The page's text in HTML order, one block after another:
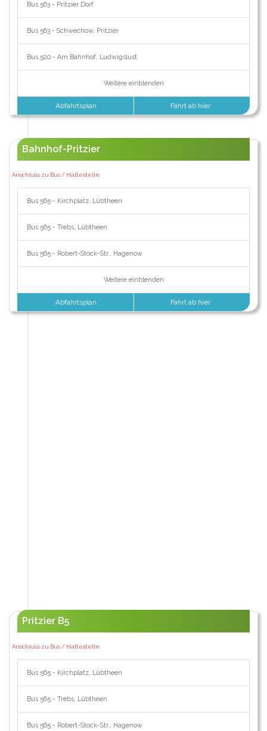
Bus 563 - Pritzier Dorf
Bus 563 - Schwechow, Pritzier
Bus 520 - Am Bahnhof, Ludwigslust
Weitere einblenden
Abfahrtsplan Fahrt ab hier
Bahnhof-Pritzier
Anschluss zu Bus / Haltestelle:
Bus 565 - Kirchplatz, Lübtheen
Bus 565 - Trebs, Lübtheen
Bus 565 - Robert-Stock-Str., Hagenow
Weitere einblenden
Abfahrtsplan Fahrt ab hier
Pritzier B5
Anschluss zu Bus / Haltestelle:
Bus 565 - Kirchplatz, Lübtheen
Bus 565 - Trebs, Lübtheen
Bus 565 - Robert-Stock-Str., Hagenow